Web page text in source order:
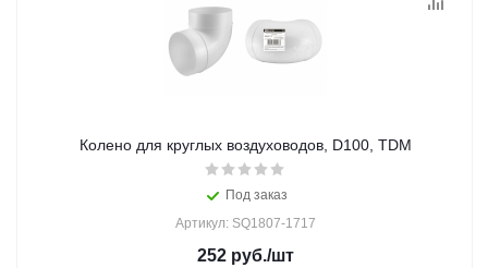
Колено для круглых воздуховодов, D100, TDM
Под заказ
Артикул: SQ1807-1717
252руб./шт